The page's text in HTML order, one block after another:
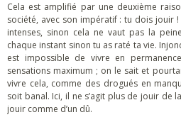
Cela est amplifié par une deuxième
société, avec son impératif : tu dois jouir
intenses, sinon cela ne vaut pas la
chaque instant sinon tu as raté ta vie.
est impossible de vivre en
sensations maximum ; on le sait et
vivre cela, comme des drogués en
soit banal. Ici, il ne s’agit plus de jouir de
jouir comme d’un dû.